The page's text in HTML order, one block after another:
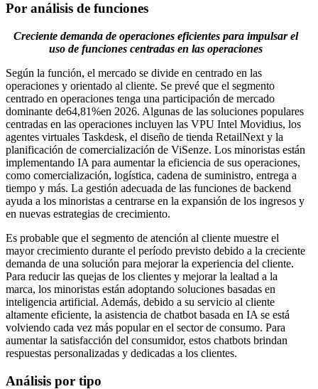
Por análisis de funciones
Creciente demanda de operaciones eficientes para impulsar el
uso de funciones centradas en las operaciones
Según la función, el mercado se divide en centrado en las
operaciones y orientado al cliente. Se prevé que el segmento
centrado en operaciones tenga una participación de mercado
dominante de64,81%en 2026. Algunas de las soluciones populares
centradas en las operaciones incluyen las VPU Intel Movidius, los
agentes virtuales Taskdesk, el diseño de tienda RetailNext y la
planificación de comercialización de ViSenze. Los minoristas están
implementando IA para aumentar la eficiencia de sus operaciones,
como comercialización, logística, cadena de suministro, entrega a
tiempo y más. La gestión adecuada de las funciones de backend
ayuda a los minoristas a centrarse en la expansión de los ingresos y
en nuevas estrategias de crecimiento.
Es probable que el segmento de atención al cliente muestre el
mayor crecimiento durante el período previsto debido a la creciente
demanda de una solución para mejorar la experiencia del cliente.
Para reducir las quejas de los clientes y mejorar la lealtad a la
marca, los minoristas están adoptando soluciones basadas en
inteligencia artificial. Además, debido a su servicio al cliente
altamente eficiente, la asistencia de chatbot basada en IA se está
volviendo cada vez más popular en el sector de consumo. Para
aumentar la satisfacción del consumidor, estos chatbots brindan
respuestas personalizadas y dedicadas a los clientes.
Análisis por tipo